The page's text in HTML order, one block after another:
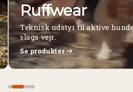
Ruffwear
Teknisk udstyr til aktive
slags vejr.
Se produkter